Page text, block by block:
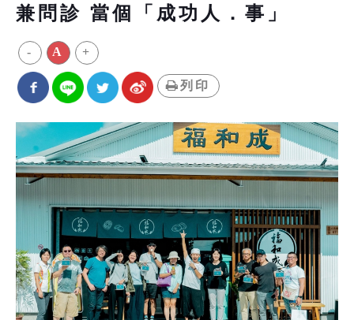
兼問診 當個「成功人．事」
- A +
列印